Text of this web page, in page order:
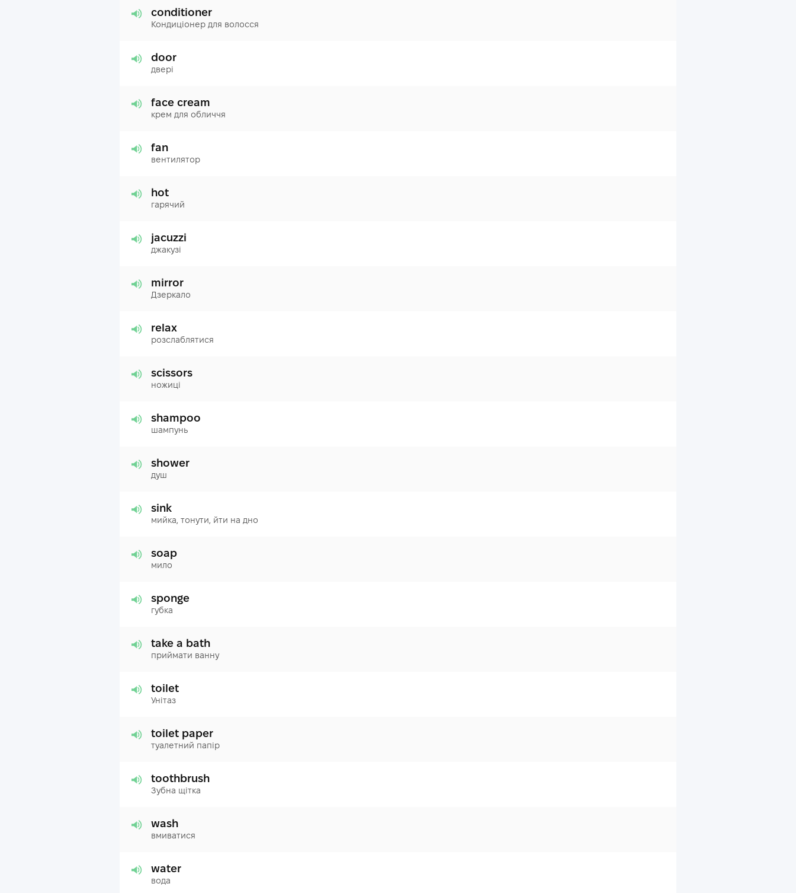
conditioner
Кондиціонер для волосся
door
двері
face cream
крем для обличчя
fan
вентилятор
hot
гарячий
jacuzzi
джакузі
mirror
Дзеркало
relax
розслаблятися
scissors
ножиці
shampoo
шампунь
shower
душ
sink
мийка, тонути, йти на дно
soap
мило
sponge
губка
take a bath
приймати ванну
toilet
Унітаз
toilet paper
туалетний папір
toothbrush
Зубна щітка
wash
вмиватися
water
вода